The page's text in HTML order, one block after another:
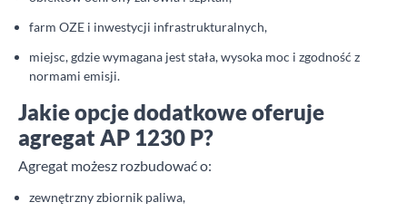
farm OZE i inwestycji infrastrukturalnych,
miejsc, gdzie wymagana jest stała, wysoka moc i zgodność z
normami emisji.
Jakie opcje dodatkowe oferuje
agregat AP 1230 P?
Agregat możesz rozbudować o:
zewnętrzny zbiornik paliwa,